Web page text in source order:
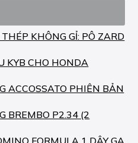
KHÔNG GỈ: PÔ ZARD
KYB CHO HONDA
ACCOSSATO PHIÊN BẢN
BREMBO P2.34 (2